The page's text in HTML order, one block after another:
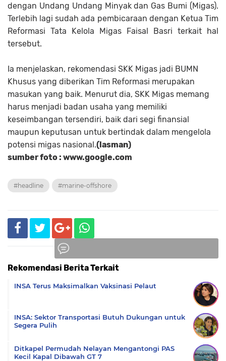
dengan Undang Undang Minyak dan Gas Bumi (Migas).
Terlebih lagi sudah ada pembicaraan dengan Ketua Tim
Reformasi Tata Kelola Migas Faisal Basri terkait hal
tersebut.
Ia menjelaskan, rekomendasi SKK Migas jadi BUMN
Khusus yang diberikan Tim Reformasi merupakan
masukan yang baik. Menurut dia, SKK Migas memang
harus menjadi badan usaha yang memiliki
keseimbangan tersendiri, baik dari segi finansial
maupun keputusan untuk bertindak dalam mengelola
potensi migas nasional.(lasman)
sumber foto : www.google.com
#headline #marine-offshore
Rekomendasi Berita Terkait
INSA Terus Maksimalkan Vaksinasi Pelaut
INSA: Sektor Transportasi Butuh Dukungan untuk
Segera Pulih
Ditkapel Permudah Nelayan Mengantongi PAS
Kecil Kapal Dibawah GT 7